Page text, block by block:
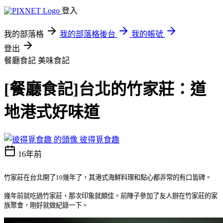
登入
我的部落格 我的部落格後台
我的帳號
登出
餐廳食記 美味食記
[餐廳食記]台北的竹家莊：道
地港式好味道
彼得覓食趣
16年前
竹家莊在台北開了10幾年了，其港式海鮮料理和點心都非常的有口皆碑。
幾年前就吃過竹家莊，那次印象就頗佳。前陣子參加了友人辦在竹家莊的家
族聚會，剛好就做紀錄一下。